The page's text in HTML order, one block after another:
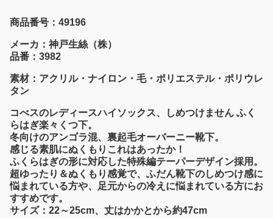
商品番号：49196
メーカ：神戸生絲（株）
品番：3982
素材：アクリル・ナイロン・毛・ポリエステル・ポリウレ
タン
コべスのレディースハイソックス、しめつけません ふく
らはぎ楽々くつ下。
冬向けのアンゴラ混、裏起毛オーバーニー靴下。
感じる素肌にぬくもりこれはあったか！
ふくらはぎの形に対応した特殊編テーパーデザイン採用。
超ゆったり＆ぬくもり感覚で、ふだん靴下のしめつけ感に
悩まれている方や、足元からの冷えに悩まれている方にお
すすめです。
サイズ：22～25cm、丈はかかとから約47cm